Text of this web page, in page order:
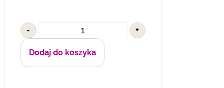
- +
Dodaj do koszyka